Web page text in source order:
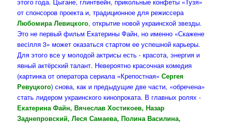
от спонсоров проекта и, традиционное для режиссера
Любомира Левицкого,открытие новой украинской звезды.
Это не первый фильм Екатерины Файн, но именно «Скажене
весiлля 3» может оказаться стартом ее успешной карьеры.
Для этого все у молодой актрисы есть - красота, энергия и
явный актёрский талант. Невероятно красочная комедия
(картинка от оператора сериала «Крепостная» Сергея
Ревуцкого) снова, как и предыдущие две части, «обречена»
стать лидером украинского кинопроката. В главных ролях -
Екатерина Файн, Вячеслав Хостикоев, Назар
Заднепровский, Леся Самаева, Полина Василина,